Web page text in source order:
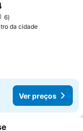
favoritos
6
da cidade
Ver preços